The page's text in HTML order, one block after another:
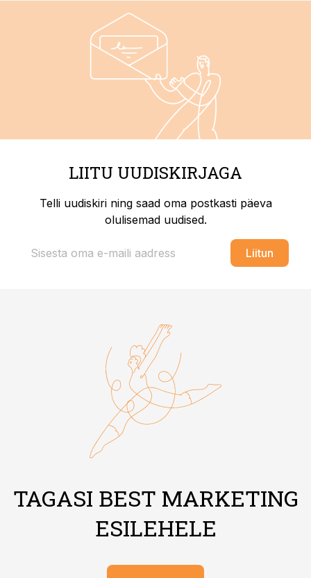
LIITU UUDISKIRJAGA
Telli uudiskiri ning saad oma postkasti päeva
olulisemad uudised.
Liitun
TAGASI BEST MARKETING
ESILEHELE